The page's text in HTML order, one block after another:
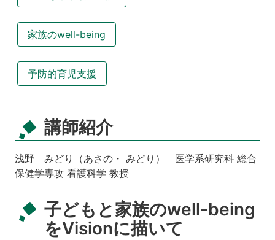
家族のwell-being
予防的育児支援
講師紹介
浅野 みどり（あさの・ みどり） 医学系研究科 総合
保健学専攻 看護科学 教授
子どもと家族のwell-being
をVisionに描いて